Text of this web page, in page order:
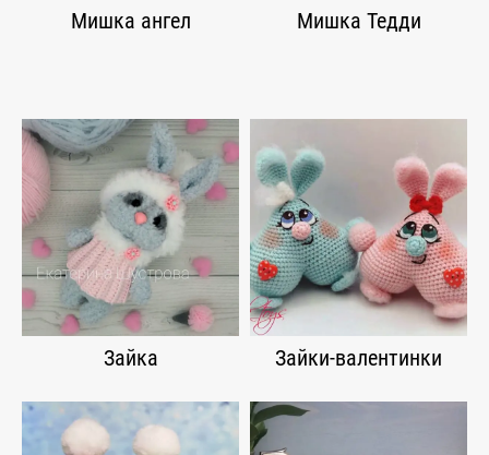
Мишка ангел Мишка Тедди
Зайка Зайки-валентинки